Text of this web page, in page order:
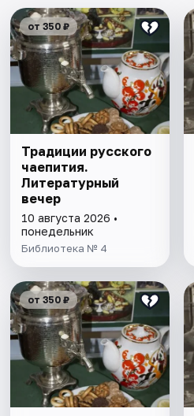
от 350 ₽
Традиции русского
чаепития.
Литературный
вечер
10 августа 2026 •
понедельник
Библиотека № 4
от 350 ₽